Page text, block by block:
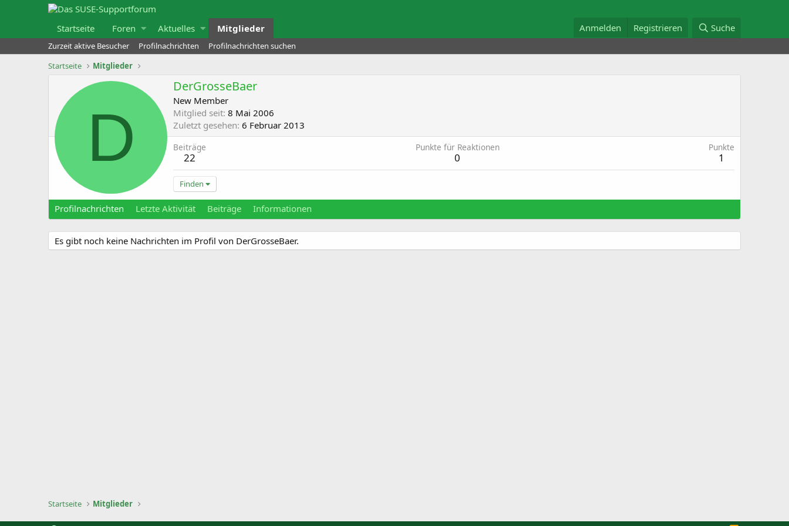
Startseite Foren Aktuelles Mitglieder Anmelden Registrieren Suche
Zurzeit aktive Besucher Profilnachrichten
Profilnachrichten suchen
Startseite
Mitglieder
D
DerGrosseBaer
New Member
Mitglied seit 8 Mai 2006
Zuletzt gesehen 6 Februar 2013
Beiträge
22
Punkte für Reaktionen
0
Punkte
1
Finden
Profilnachrichten Letzte Aktivität Beiträge Informationen
Es gibt noch keine Nachrichten im Profil von DerGrosseBaer.
Startseite Mitglieder